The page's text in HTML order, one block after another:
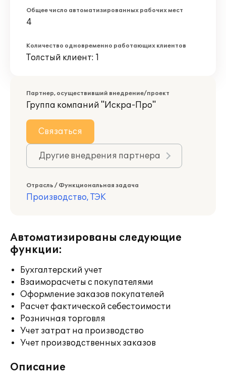
Общее число автоматизированных рабочих мест
4
Количество одновременно работающих клиентов
Толстый клиент: 1
Партнер, осуществивший внедрение/проект
Группа компаний "Искра-Про"
Связаться
Другие внедрения партнера
Отрасль / Функциональная задача
Производство, ТЭК
Автоматизированы следующие
функции:
Бухгалтерский учет
Взаиморасчеты с покупателями
Оформление заказов покупателей
Расчет фактической себестоимости
Розничная торговля
Учет затрат на производство
Учет производственных заказов
Описание